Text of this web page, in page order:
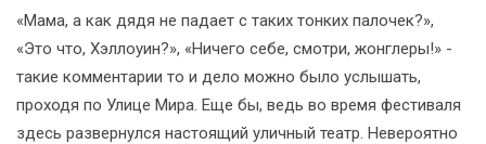
«Мама, а как дядя не падает с таких тонких палочек?»,
«Это что, Хэллоуин?», «Ничего себе, смотри, жонглеры!» -
такие комментарии то и дело можно было услышать,
проходя по Улице Мира. Еще бы, ведь во время фестиваля
здесь развернулся настоящий уличный театр. Невероятно